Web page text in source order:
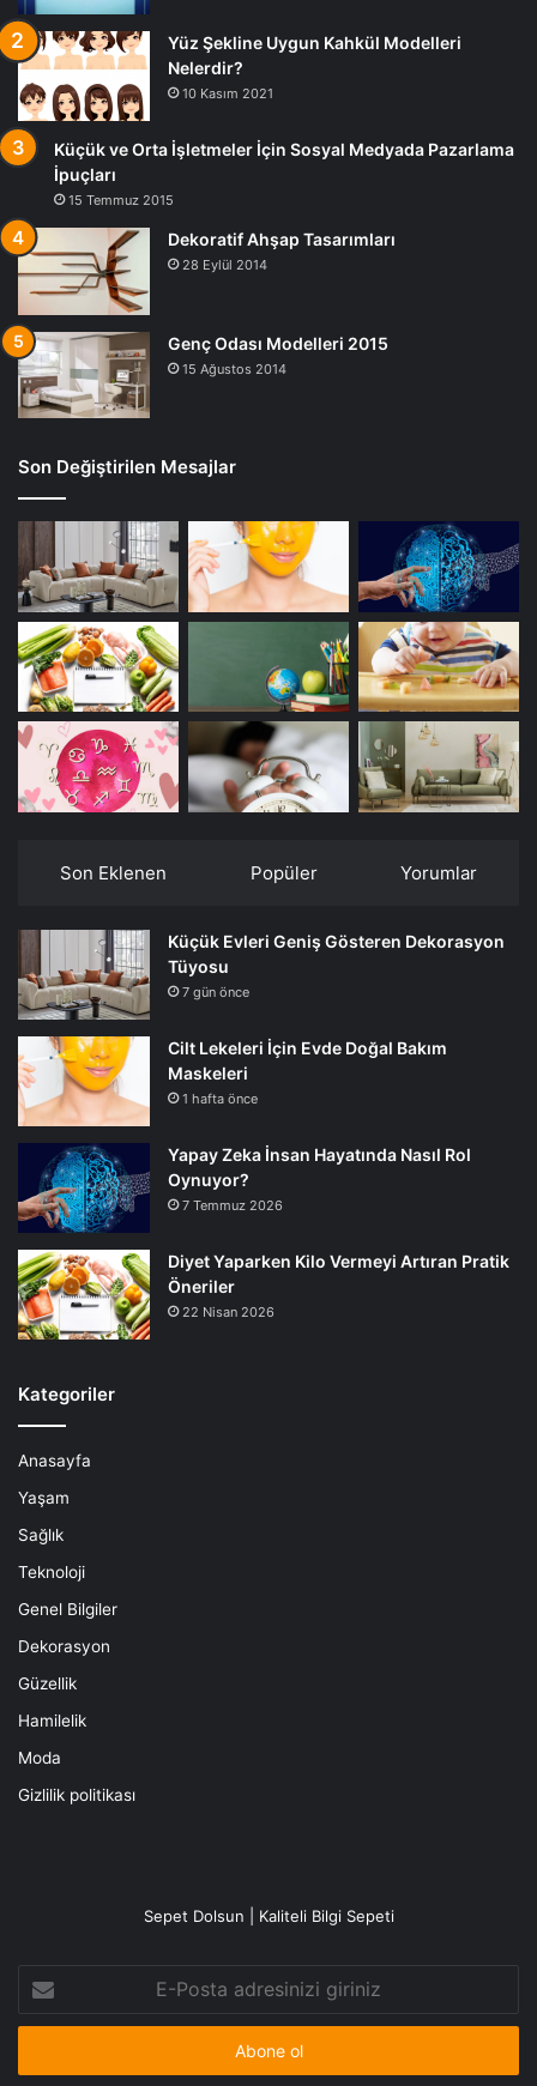
Yüz Şekline Uygun Kahkül Modelleri
Nelerdir?
10 Kasım 2021
Küçük ve Orta İşletmeler İçin Sosyal Medyada Pazarlama
İpuçları
15 Temmuz 2015
Dekoratif Ahşap Tasarımları
28 Eylül 2014
Genç Odası Modelleri 2015
15 Ağustos 2014
Son Değiştirilen Mesajlar
Son Eklenen Popüler Yorumlar
Küçük Evleri Geniş Gösteren Dekorasyon
Tüyosu
7 gün önce
Cilt Lekeleri İçin Evde Doğal Bakım
Maskeleri
1 hafta önce
Yapay Zeka İnsan Hayatında Nasıl Rol
Oynuyor?
7 Temmuz 2026
Diyet Yaparken Kilo Vermeyi Artıran Pratik
Öneriler
22 Nisan 2026
Kategoriler
Anasayfa
Yaşam
Sağlık
Teknoloji
Genel Bilgiler
Dekorasyon
Güzellik
Hamilelik
Moda
Gizlilik politikası
Sepet Dolsun | Kaliteli Bilgi Sepeti
Posta
adresinizi